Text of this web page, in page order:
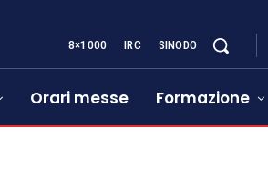
8×1000 IRC SINODO
Orari messe Formazione